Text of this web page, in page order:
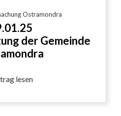
Ostramondra
der Gemeinde
lesen